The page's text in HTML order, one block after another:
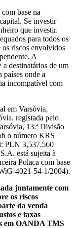
base na
Se investir
que investir.
para todos os
os riscos envolvidos
A
destinatários de um
países onde a
incompatível com
em Varsóvia,
registada pelo
13.ª Divisão
o número KRS
PLN 3,537.560
está sujeita à
Polaca com base
4021-54-1/2004).
juntamente com
os riscos
da venda
e taxas
em OANDA TMS